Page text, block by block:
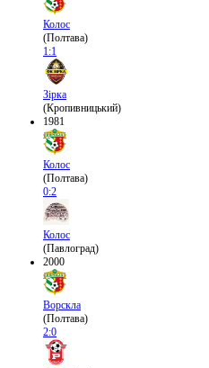
Колос
(Полтава)
1:1
Зірка
(Кропивницький)
1981
Колос
(Полтава)
0:2
Колос
(Павлоград)
2000
Ворскла
(Полтава)
2:0